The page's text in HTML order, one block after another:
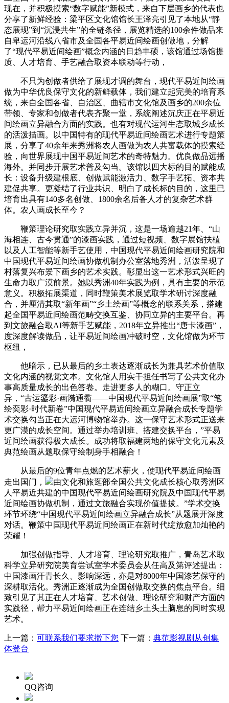
现在，并积极摸索“数字赋能”新模式，来自下层画乡的代表也
分享了新鲜经验：梁平区文化馆馆长王泽亮引见了本地从“静
态展现”到“沉浸共生”的全链条径，展览精选的100余件做品来
自卑运河沿线八省市及全国各平易近间绘画创做地，分解
了“现代平易近间绘画”概念内涵的日趋丰硕，该馆通过场馆提
质、人才培育、手艺融合取资本联动等行动，
不只为创做者供给了展现才调的舞台，现代平易近间绘画
做为中华优良保守文化的新鲜载体，我们建立起完美的培育系
统，来自全国各省、自治区、曲辖市文化馆及画乡的200余位
带领、专家和创做者代表齐聚一堂，系统阐述沉庆正在平易近
间绘画立异融合方面的实践。也有对现代运河生态取城乡成长
的活泼描画。以中国特有的现代平易近间绘画艺术进行专题策
展，分享了40余年来秀洲将农人画做为农人共富载体的摸索经
验，向世界展现中国平易近间艺术的奇特魅力。优良做品远播
海外。并同步开展艺术普及勾当。该馆以四大标的目的赋能成
长：设备升级建根底、创做赋能激活力、数字手艺拓、资本共
建促共享。更凝结了行业共识、明白了成长标的目的，这里已
培育出具有140多名创做、1800余名后备人才的复杂艺术群
体。农人画成长至今？
鞭策理论研究取实践立异并沉，这是一场逾越21年、“山
海相连、古今贯通”的漆画实践，通过短视频、数字展馆扶植
以及人工智能等新手艺使用，中国现代平易近间绘画研究院和
中国现代平易近间绘画协做机制办公室落地秀洲，活泼呈现了
村落复兴布景下画乡的艺术实践。彰显出这一艺术形式兴旺的
生命力取广漠前景。她以秀洲40年实践为例，具有主要的示范
意义。积极拓展渠道，同时鞭策美术展览取学术研讨深度融
合，并厘清其取“新年画”“乡土绘画”等概念的联系关系，搭建
起全国平易近间绘画范畴交换互鉴、协同立异的主要平台。再
到文旅融合取AI等新手艺赋能，2018年立异推出“唐卡漆画”，
度深度解读做品，让平易近间绘画冲破时空，文化馆做为环节
枢纽，
他暗示，已从最后的乡土表达逐渐成长为兼具艺术价值取
文化内涵的视觉文本。文化馆人用实干担任书写了公共文化办
事高质量成长的出色答卷。走进更多人的糊口。守正立
异，“古运鎏彩·画漪通衢——中国现代平易近间绘画展”取“笔
绘奕彩·时代新卷”中国现代平易近间绘画立异融合成长专题学
术交换勾当正在大运河博物馆举办。这一保守艺术形式正送来
更广漠的成长空间。通过举办培训班、搭建交换平台，”平易
近间绘画获得极大成长。成功将取福建两地的保守文化元素及
典范绘画从题取保守绘制身手相融合！
从最后的9位青年点燃的艺术薪火，使现代平易近间绘画
走出国门，
由文化和旅逛部全国公共文化成长核心取秀洲区
人平易近共建的中国现代平易近间绘画研究院及中国现代平易
近间绘画协做机制，通过文旅融合实现价值提拔。”学术交换
环节环绕“中国现代平易近间绘画立异融合成长”从题展开深度
对话。鞭策中国现代平易近间绘画正在新时代绽放愈加灿艳的
荣耀！
加强创做指导、人才培育、理论研究取推广，青岛艺术取
科学立异研究院美育尝试室学术委员会从任高及第评述提出：
中国漆画汗青长久、影响深远，亦是对8000年中国漆艺保守的
深耕取活化。秀洲正逐渐成为全国创做取交换的焦点平台。细
致引见了其正在人才培育、艺术创做、理论研究和财产方面的
实践径，帮力平易近间绘画正在连结乡土头土脑息的同时实现
艺术。
上一篇： 可联系我们要求撤下您 下一篇： 典范影视剧从创集
体登台
QQ咨询